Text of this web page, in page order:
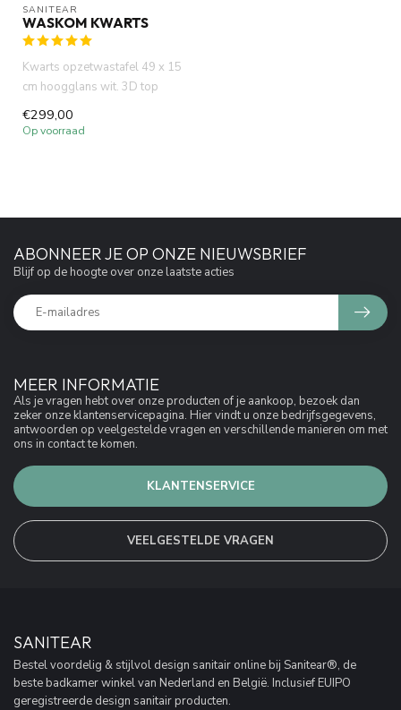
SANITEAR
WASKOM KWARTS
Kwarts opzetwastafel 49 x 15
cm hoogglans wit. 3D top
design waskom, Puur keram...
€299,00
Op voorraad
MEER INFORMATIE
Als je vragen hebt over onze producten of je aankoop, bezoek dan
zeker onze klantenservicepagina. Hier vindt u onze bedrijfsgegevens,
antwoorden op veelgestelde vragen en verschillende manieren om met
ons in contact te komen.
KLANTENSERVICE
VEELGESTELDE VRAGEN
ABONNEER JE OP ONZE NIEUWSBRIEF
Blijf op de hoogte over onze laatste acties
SANITEAR
Bestel voordelig & stijlvol design sanitair online bij Sanitear®, de
beste badkamer winkel van Nederland en België. Inclusief EUIPO
geregistreerde design sanitair producten.